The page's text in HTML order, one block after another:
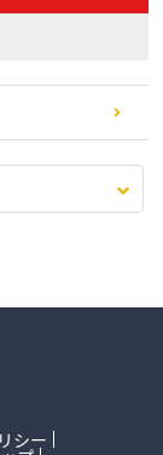
シー